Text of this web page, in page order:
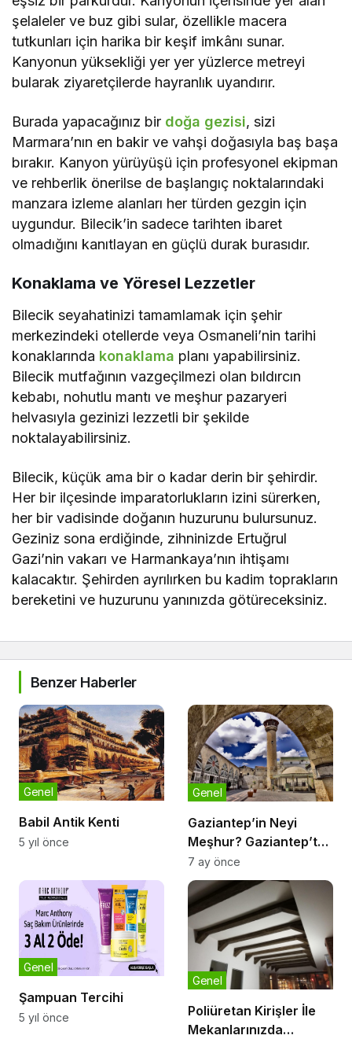
şelaleler ve buz gibi sular, özellikle macera
tutkunları için harika bir keşif imkânı sunar.
Kanyonun yüksekliği yer yer yüzlerce metreyi
bularak ziyaretçilerde hayranlık uyandırır.
Burada yapacağınız bir doğa gezisi, sizi
Marmara’nın en bakir ve vahşi doğasıyla baş başa
bırakır. Kanyon yürüyüşü için profesyonel ekipman
ve rehberlik önerilse de başlangıç noktalarındaki
manzara izleme alanları her türden gezgin için
uygundur. Bilecik’in sadece tarihten ibaret
olmadığını kanıtlayan en güçlü durak burasıdır.
Konaklama ve Yöresel Lezzetler
Bilecik seyahatinizi tamamlamak için şehir
merkezindeki otellerde veya Osmaneli’nin tarihi
konaklarında konaklama planı yapabilirsiniz.
Bilecik mutfağının vazgeçilmezi olan bıldırcın
kebabı, nohutlu mantı ve meşhur pazaryeri
helvasıyla gezinizi lezzetli bir şekilde
noktalayabilirsiniz.
Bilecik, küçük ama bir o kadar derin bir şehirdir.
Her bir ilçesinde imparatorlukların izini sürerken,
her bir vadisinde doğanın huzurunu bulursunuz.
Geziniz sona erdiğinde, zihninizde Ertuğrul
Gazi’nin vakarı ve Harmankaya’nın ihtişamı
kalacaktır. Şehirden ayrılırken bu kadim toprakların
bereketini ve huzurunu yanınızda götüreceksiniz.
Benzer Haberler
Babil Antik Kenti
Genel
5 yıl önce
Gaziantep’in Neyi
Meşhur? Gaziantep’ten
Ne Alınır?
Genel
7 ay önce
Şampuan Tercihi
Genel
5 yıl önce
Poliüretan Kirişler İle
Mekanlarınızda
Genel